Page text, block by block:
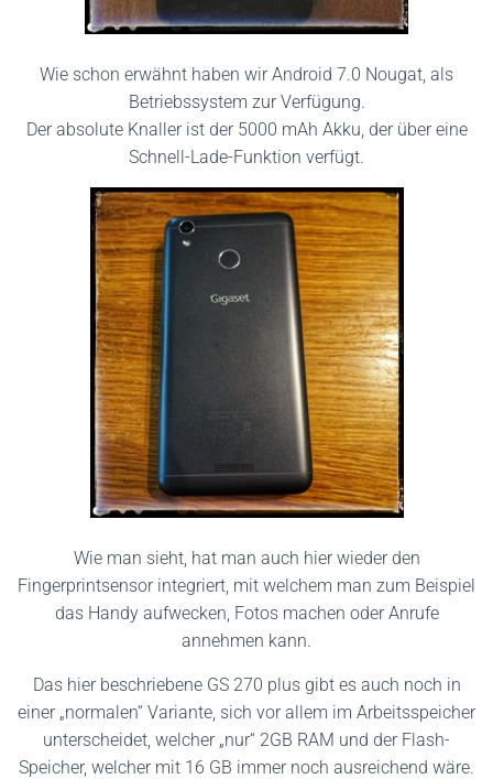
Wie schon erwähnt haben wir Android 7.0 Nougat, als
Betriebssystem zur Verfügung.
Der absolute Knaller ist der 5000 mAh Akku, der über eine
Schnell-Lade-Funktion verfügt.
Wie man sieht, hat man auch hier wieder den
Fingerprintsensor integriert, mit welchem man zum Beispiel
das Handy aufwecken, Fotos machen oder Anrufe
annehmen kann.
Das hier beschriebene GS 270 plus gibt es auch noch in
einer „normalen“ Variante, sich vor allem im Arbeitsspeicher
unterscheidet, welcher „nur“ 2GB RAM und der Flash-
Speicher, welcher mit 16 GB immer noch ausreichend wäre.